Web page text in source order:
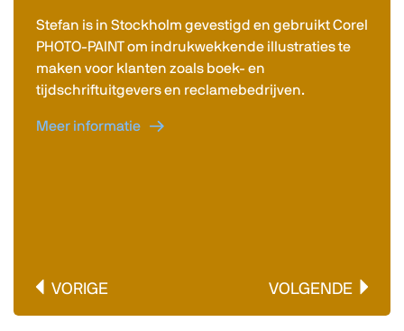
Stefan is in Stockholm gevestigd en gebruikt Corel
PHOTO-PAINT om indrukwekkende illustraties te
maken voor klanten zoals boek- en
tijdschriftuitgevers en reclamebedrijven.
Meer informatie
VORIGE VOLGENDE